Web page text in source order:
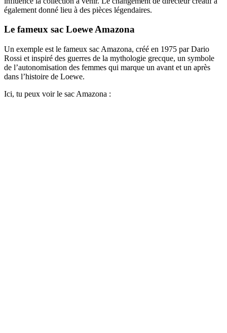
également donné lieu à des pièces légendaires.
Le fameux sac Loewe Amazona
Un exemple est le fameux sac Amazona, créé en 1975 par Dario
Rossi et inspiré des guerres de la mythologie grecque, un symbole
de l’autonomisation des femmes qui marque un avant et un après
dans l’histoire de Loewe.
Ici, tu peux voir le sac Amazona :